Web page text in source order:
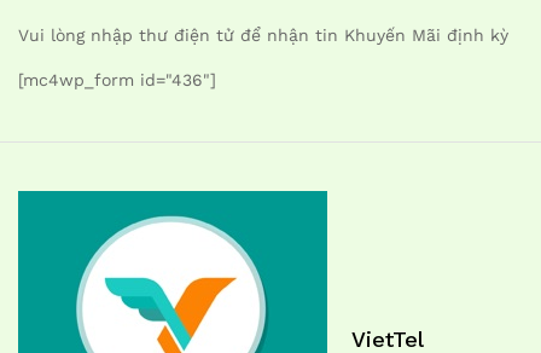
Vui lòng nhập thư điện tử để nhận tin Khuyến Mãi định kỳ
[mc4wp_form id="436"]
VietTel